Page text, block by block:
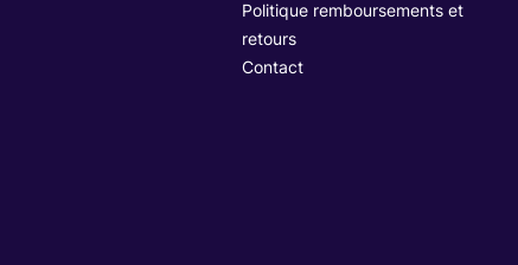
Politique remboursements et
retours
Contact